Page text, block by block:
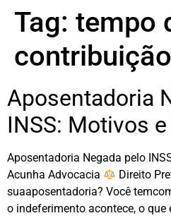
Tag: tempo
Aposentadoria
INSS: Motivos
Aposentadoria Negada pelo
Acunha Advocacia
Direito
suaaposentadoria? Você
o indeferimento acontece, o